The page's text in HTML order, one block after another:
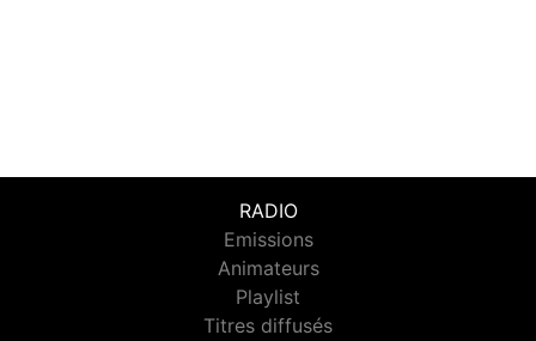
RADIO
Emissions
Animateurs
Playlist
Titres diffusés